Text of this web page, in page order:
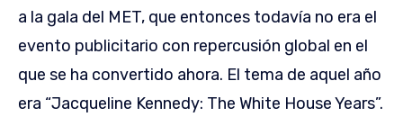
a la gala del MET, que entonces todavía no era el
evento publicitario con repercusión global en el
que se ha convertido ahora. El tema de aquel año
era “Jacqueline Kennedy: The White House Years”.